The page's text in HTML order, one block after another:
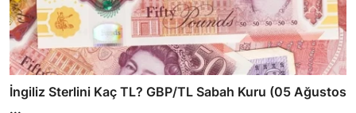
İngiliz Sterlini Kaç TL? GBP/TL Sabah Kuru (05 Ağustos
...